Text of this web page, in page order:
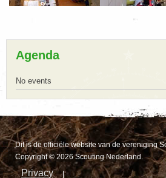
Agenda
No events
Dit is de officiële website van de vereniging
Copyright © 2026 Scouting Nederland.
Privacy